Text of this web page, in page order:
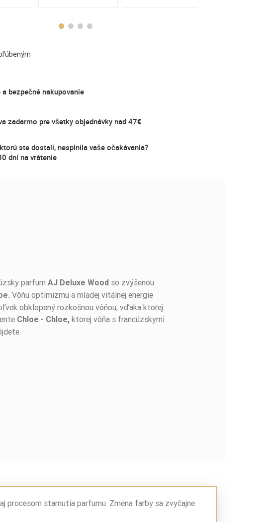
a bezpečné nakupovanie
zadarmo pre všetky objednávky nad 47€
ste dostali, nesplnila vaše očakávania?
dní na vrátenie
parfum AJ Deluxe Wood so zvýšenou
Vôňu optimizmu a mladej vitálnej energie
obklopený rozkošnou vôňou, vďaka ktorej
Chloe - Chloe, ktorej vôňa s francúzskymi
procesom starnutia parfumu. Zmena farby sa zvyčajne